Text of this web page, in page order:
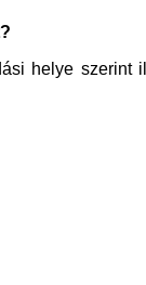
helye szerint